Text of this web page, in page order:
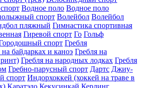
Водное поло Водное поло
спорт Волейбол Волейбол
пляжный Гимнастика спортивная
Гиревой спорт Го Гольф
спорт Гребля
на байдарках и каноэ Гребля на
Гребля на народных лодках Гребля
Гребно-парусный спорт Дартс Джиу-
спорт Индорхоккей (хоккей на траве в